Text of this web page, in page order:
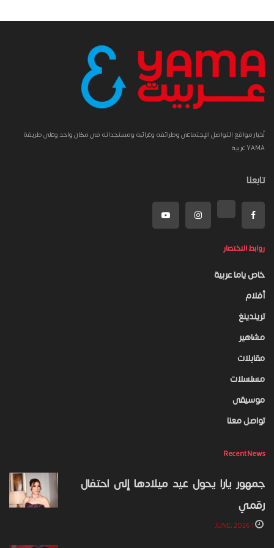
أخبار مواقع التواصل الإجتماعي وطرائفه وغرائبه ومستجداته في مكان واحد وعلى طريقة
YAMA عربية
تابعنا
روابط الاختصار
خاص ياما عربية
أفلام
تريندينغ
مشاهير
مقابلات
مسلسلات
موسيقى
تواصل معنا
Recent News
جمهور يارا يحول عيد ميلادها إلى احتفال
رقمي